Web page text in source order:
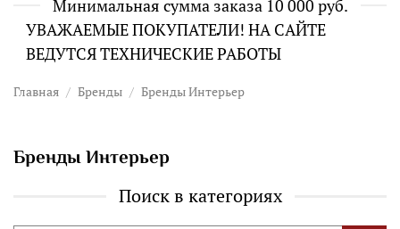
Минимальная сумма заказа 10 000 руб.
УВАЖАЕМЫЕ ПОКУПАТЕЛИ! НА САЙТЕ
ВЕДУТСЯ ТЕХНИЧЕСКИЕ РАБОТЫ
Главная Бренды Бренды Интерьер
Бренды Интерьер
Поиск в категориях